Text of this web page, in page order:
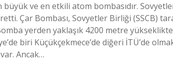
büyük ve en etkili atom bombasıdır.
Çar Bombası, Sovyetler Birliği (SSCB)
yerden yaklaşık 4200 metre
biri Küçükçekmece’de diğeri İTÜ’de
Ancak…